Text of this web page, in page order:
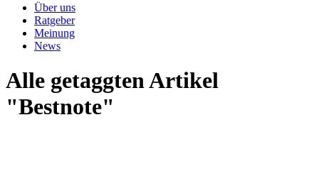
Über uns
Ratgeber
Meinung
News
Alle getaggten Artikel
"Bestnote"